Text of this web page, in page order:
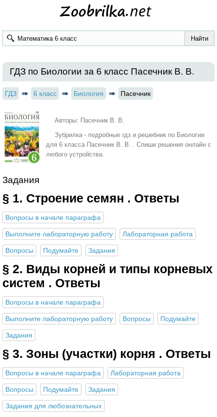
ГДЗ по Биологии за 6 класс Пасечник В. В.
ГДЗ 6 класс Биология Пасечник
Авторы: Пасечник В. В.
Зубрилка - подробные гдз и решебник по Биологии
для 6 класса Пасечник В. В. . Спиши решения онлайн с
любого устройства.
Задания
§ 1. Строение семян . Ответы
Вопросы в начале параграфа
Выполните лабораторную работу Лабораторная работа
Вопросы Подумайте Задания
§ 2. Виды корней и типы корневых
систем . Ответы
Вопросы в начале параграфа
Выполните лабораторную работу Вопросы Подумайте
Задания
§ 3. Зоны (участки) корня . Ответы
Вопросы в начале параграфа Лабораторная работа
Вопросы Подумайте Задания
Задания для любознательных